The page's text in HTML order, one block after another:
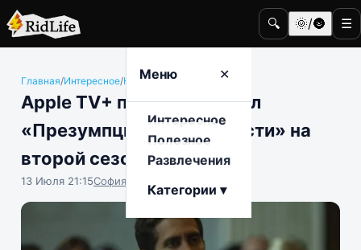
🔍 🌞/🌚 ☰
Меню ✕
Интересное
Полезное
Развлечения
Категории ▾
Главная/Интересное/Кино и телевидение
Apple TV+ продлил сериал
«Презумпция невиновности» на
второй сезон
13 Июля 21:15София Насыпова